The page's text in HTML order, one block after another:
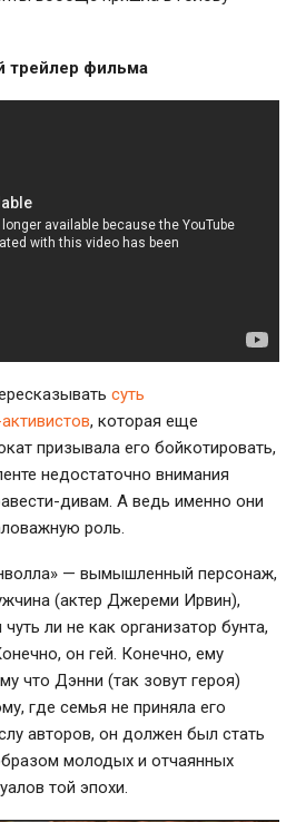
трейлер фильма
суть
, которая еще
призывала его бойкотировать,
недостаточно внимания
дивам. А ведь именно они
роль.
— вымышленный персонаж,
(актер Джереми Ирвин),
ли не как организатор бунта,
он гей. Конечно, ему
что Дэнни (так зовут героя)
где семья не приняла его
авторов, он должен был стать
молодых и отчаянных
той эпохи.